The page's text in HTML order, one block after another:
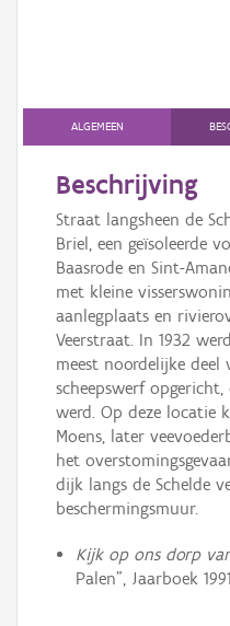
Persoon of collectief
Downloads
Hergebruik
Aanmelden
ALGEMEEN
Beschrijving
Straat langsheen de
Briel, een geïsoleerde
Baasrode en Sint-
met kleine
aanlegplaats en
Veerstraat. In 1932
meest noordelijke deel
scheepswerf opgericht,
werd. Op deze locatie
Moens, later
het
dijk langs de Schelde
beschermingsmuur.
Kijk op ons dorp
Palen”, Jaarboek